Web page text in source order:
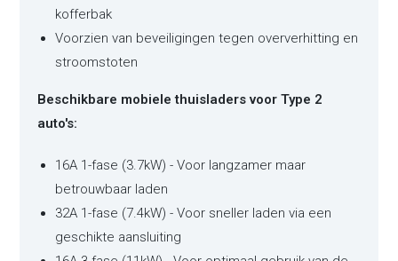
kofferbak
Voorzien van beveiligingen tegen oververhitting en
stroomstoten
Beschikbare mobiele thuisladers voor Type 2
auto's:
16A 1-fase (3.7kW) - Voor langzamer maar
betrouwbaar laden
32A 1-fase (7.4kW) - Voor sneller laden via een
geschikte aansluiting